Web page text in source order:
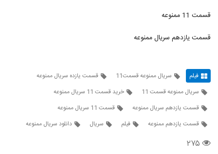
قسمت 11 ممنوعه
قسمت یازدهم سریال ممنوعه
فیلم سریال ممنوعه قسمت11
قسمت یازده سریال ممنوعه
سریال ممنوعه قسمت 11
خرید قسمت 11 سریال ممنوعه
قسمت یازدهم سریال ممنوعه
قسمت 11 سریال ممنوعه
قسمت یازدهم ممنوعه
فیلم سریال دانلود سریال ممنوعه
۲۷۵